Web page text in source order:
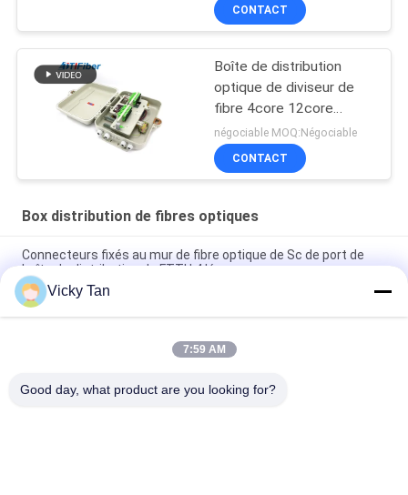
CONTACT
Boîte de distribution
optique de diviseur de
fibre 4core 12core
24core 48core
négociable MOQ:Négociable
CONTACT
Box distribution de fibres optiques
Connecteurs fixés au mur de fibre optique de Sc de port de
boîte de distribution de FTTH 4 légers
Utilisation extérieure optique de Ftth de boîte d'arrêt de fibre
de la catégorie Ip65
Adaptateurs extérieurs d'intérieur optiques matériels de Sc
Vicky Tan
7:59 AM
Good day, what product are you looking for?